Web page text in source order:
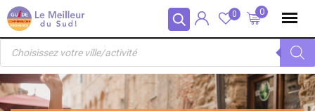
Panneau de gestion des cookies
Skip
to
content
0
0
Recherche
produits